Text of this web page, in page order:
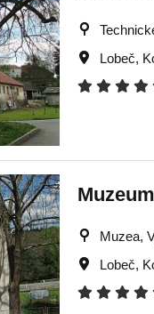
Lobeč,
Muzea,
Lobeč,